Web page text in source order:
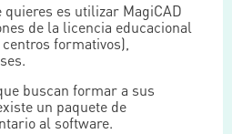
es utilizar MagiCAD
de la licencia educacional
formativos),
buscan formar a sus
un paquete de
al software.